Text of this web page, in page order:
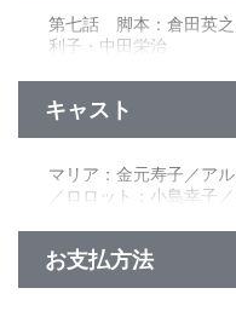
肩に傷を追い、魔女エ
とが判明し、プリアポ
第七話 脚本：倉田英之
利子・中田栄治
原作：石川雅之（講談
チャー：白土晴一／美
キャスト
マリア：金元寿子／ア
／ロロット：小島幸子
お支払方法